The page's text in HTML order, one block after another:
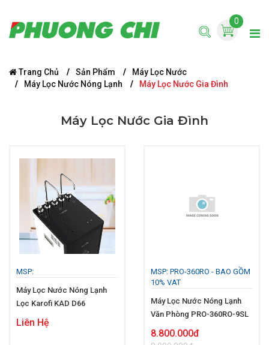
0
Trang Chủ Sản Phẩm
Máy Lọc Nước
Máy Lọc Nước Nóng Lạnh
Máy Lọc Nước Gia Đình
Máy Lọc Nước Gia Đình
MSP:
Máy Lọc Nước Nóng Lạnh
Lọc Karofi KAD D66
Liên Hệ
MSP: PRO-360RO - BAO GỒM
10% VAT
Máy Lọc Nước Nóng Lạnh
Văn Phòng PRO-360RO-9SL
8.800.000đ